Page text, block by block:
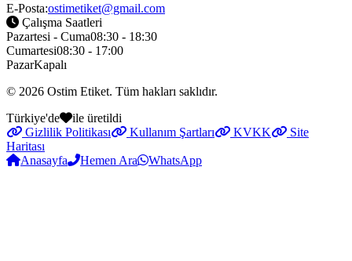
E-Posta:ostimetiket@gmail.com
Çalışma Saatleri
Pazartesi - Cuma08:30 - 18:30
Cumartesi08:30 - 17:00
PazarKapalı
© 2026 Ostim Etiket. Tüm hakları saklıdır.
Türkiye'de
ile üretildi
Gizlilik Politikası
Kullanım Şartları KVKK
Site
Haritası
Anasayfa
Hemen Ara WhatsApp